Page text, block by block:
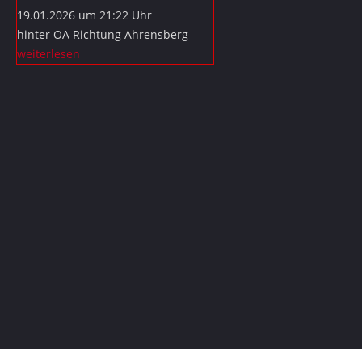
19.01.2026 um 21:22 Uhr
hinter OA Richtung Ahrensberg
weiterlesen